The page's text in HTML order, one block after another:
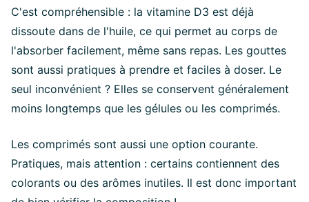
C'est compréhensible : la vitamine D3 est déjà
dissoute dans de l'huile, ce qui permet au corps de
l'absorber facilement, même sans repas. Les gouttes
sont aussi pratiques à prendre et faciles à doser. Le
seul inconvénient ? Elles se conservent généralement
moins longtemps que les gélules ou les comprimés.
Les comprimés sont aussi une option courante.
Pratiques, mais attention : certains contiennent des
colorants ou des arômes inutiles. Il est donc important